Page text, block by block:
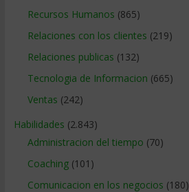
Recursos Humanos (865)
Relaciones con los clientes (219)
Relaciones publicas (132)
Tecnologia de Informacion (665)
Ventas (242)
Habilidades (2.843)
Administracion del tiempo (70)
Coaching(101)
Comunicacion en los negocios (180)